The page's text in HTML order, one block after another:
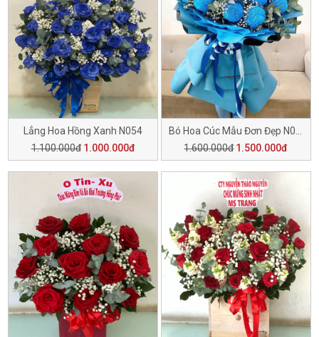
Lẳng Hoa Hồng Xanh N054
1.100.000đ 1.000.000đ
1.600.000đ 1.500.000đ